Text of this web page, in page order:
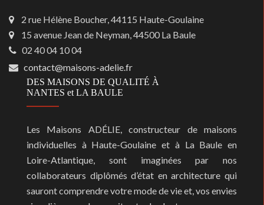
2 rue Hélène Boucher, 44115 Haute-Goulaine
15 avenue Jean de Neyman, 44500 La Baule
02 40 04 10 04
contact@maisons-adelie.fr
DES MAISONS DE QUALITÉ À
NANTES et LA BAULE
Les Maisons ADÉLIE, constructeur de maisons
individuelles à Haute-Goulaine et à La Baule en
Loire-Atlantique, sont imaginées par nos
collaborateurs diplômés d’état en architecture qui
sauront comprendre votre mode de vie et, vos envies